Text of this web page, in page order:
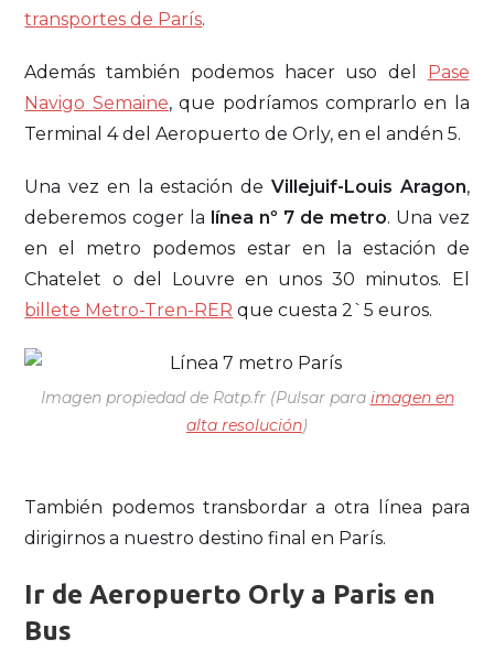
transportes de París.
Además también podemos hacer uso del Pase
Navigo Semaine, que podríamos comprarlo en la
Terminal 4 del Aeropuerto de Orly, en el andén 5.
Una vez en la estación de Villejuif-Louis Aragon,
deberemos coger la línea nº 7 de metro. Una vez
en el metro podemos estar en la estación de
Chatelet o del Louvre en unos 30 minutos. El
billete Metro-Tren-RER que cuesta 2`5 euros.
Imagen propiedad de Ratp.fr (Pulsar para imagen en
alta resolución)
También podemos transbordar a otra línea para
dirigirnos a nuestro destino final en París.
Ir de Aeropuerto Orly a Paris en
Bus